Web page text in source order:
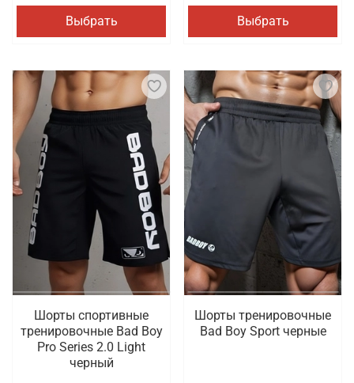
Выбрать Выбрать
Шорты спортивные
тренировочные Bad Boy
Pro Series 2.0 Light
черный
Шорты тренировочные
Bad Boy Sport черные